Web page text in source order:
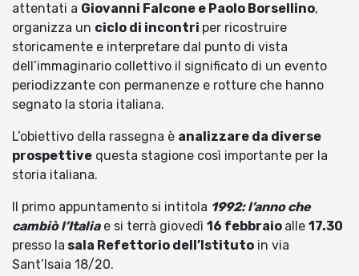
attentati a Giovanni Falcone e Paolo Borsellino,
organizza un ciclo di incontri per ricostruire
storicamente e interpretare dal punto di vista
dell’immaginario collettivo il significato di un evento
periodizzante con permanenze e rotture che hanno
segnato la storia italiana.
L’obiettivo della rassegna è analizzare da diverse
prospettive questa stagione così importante per la
storia italiana.
Il primo appuntamento si intitola 1992: l’anno che
cambiò l’Italiae si terrà giovedì 16 febbraio alle 17.30
presso la sala Refettorio dell’Istituto in via
Sant’Isaia 18/20.